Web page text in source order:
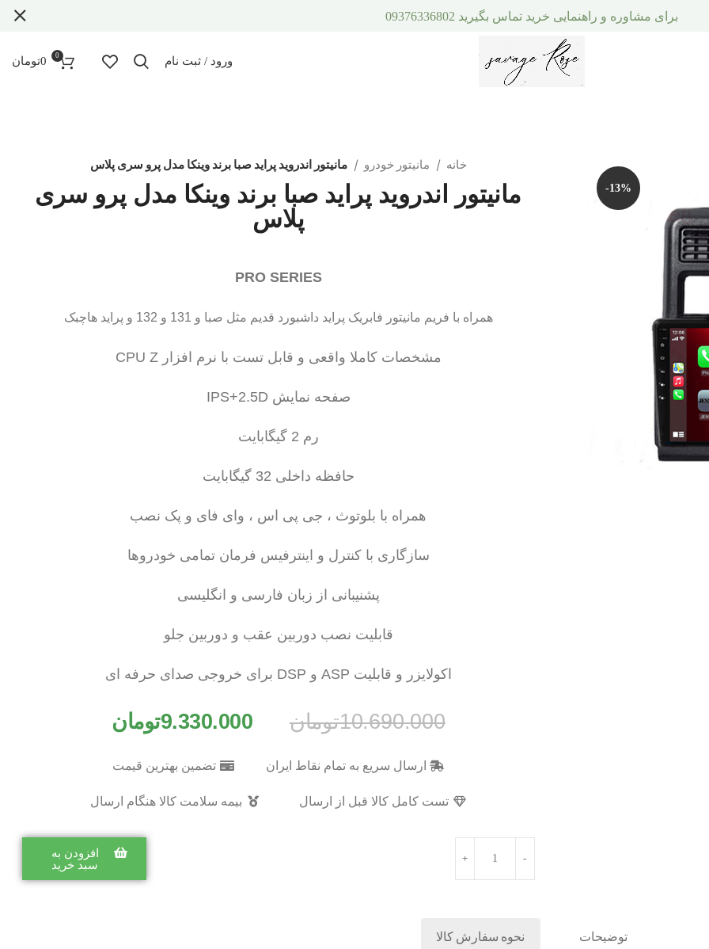
ورود / ثبت نام 0
0تومان
-13%
خانه مانیتور خودرو مانیتور اندروید پراید صبا برند وینکا مدل پرو سری پلاس
مانیتور اندروید پراید صبا برند وینکا مدل پرو سری
پلاس
PRO SERIES
همراه با فریم مانیتور فابریک پراید داشبورد قدیم مثل صبا و 131 و 132 و پراید هاچبک
مشخصات کاملا واقعی و قابل تست با نرم افزار CPU Z
صفحه نمایش IPS+2.5D
رم 2 گیگابایت
حافظه داخلی 32 گیگابایت
همراه با بلوتوث ، جی پی اس ، وای فای و پک نصب
سازگاری با کنترل و اینترفیس فرمان تمامی خودروها
پشنیبانی از زبان فارسی و انگلیسی
قابلیت نصب دوربین عقب و دوربین جلو
اکولایزر و قابلیت ASP و DSP برای خروجی صدای حرفه ای
10.690.000تومان 9.330.000تومان
ارسال سریع به تمام نقاط ایران تضمین بهترین قیمت
تست کامل کالا قبل از ارسال بیمه سلامت کالا هنگام ارسال
افزودن به
سبد خرید
توضیحات نحوه سفارش کالا
برای مشاوره و راهنمایی خرید تماس بگیرید 09376336802